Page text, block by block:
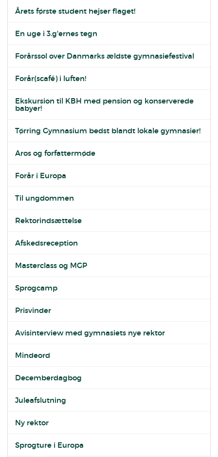
Årets første student hejser flaget!
En uge i 3.g'ernes tegn
Forårssol over Danmarks ældste gymnasiefestival
Forår(scafé) i luften!
Ekskursion til KBH med pension og konserverede
babyer!
Tørring Gymnasium bedst blandt lokale gymnasier!
Aros og forfattermøde
Forår i Europa
Til ungdommen
Rektorindsættelse
Afskedsreception
Masterclass og MGP
Sprogcamp
Prisvinder
Avisinterview med gymnasiets nye rektor
Mindeord
Decemberdagbog
Juleafslutning
Ny rektor
Sprogture i Europa